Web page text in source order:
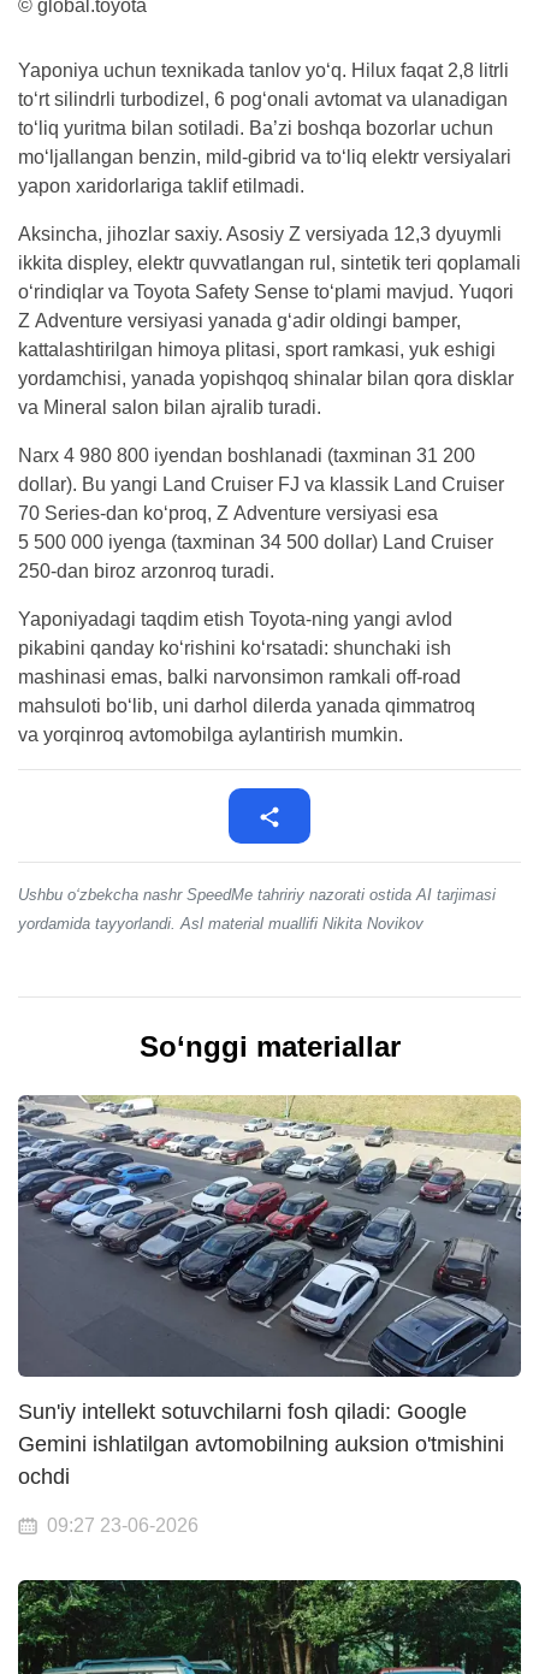
© global.toyota
Yaponiya uchun texnikada tanlov yo‘q. Hilux faqat 2,8 litrli
to‘rt silindrli turbodizel, 6 pog‘onali avtomat va ulanadigan
to‘liq yuritma bilan sotiladi. Ba’zi boshqa bozorlar uchun
mo‘ljallangan benzin, mild-gibrid va to‘liq elektr versiyalari
yapon xaridorlariga taklif etilmadi.
Aksincha, jihozlar saxiy. Asosiy Z versiyada 12,3 dyuymli
ikkita displey, elektr quvvatlangan rul, sintetik teri qoplamali
o‘rindiqlar va Toyota Safety Sense to‘plami mavjud. Yuqori
Z Adventure versiyasi yanada g‘adir oldingi bamper,
kattalashtirilgan himoya plitasi, sport ramkasi, yuk eshigi
yordamchisi, yanada yopishqoq shinalar bilan qora disklar
va Mineral salon bilan ajralib turadi.
Narx 4 980 800 iyendan boshlanadi (taxminan 31 200
dollar). Bu yangi Land Cruiser FJ va klassik Land Cruiser
70 Series-dan ko‘proq, Z Adventure versiyasi esa
5 500 000 iyenga (taxminan 34 500 dollar) Land Cruiser
250-dan biroz arzonroq turadi.
Yaponiyadagi taqdim etish Toyota-ning yangi avlod
pikabini qanday ko‘rishini ko‘rsatadi: shunchaki ish
mashinasi emas, balki narvonsimon ramkali off-road
mahsuloti bo‘lib, uni darhol dilerda yanada qimmatroq
va yorqinroq avtomobilga aylantirish mumkin.
Ushbu o‘zbekcha nashr SpeedMe tahririy nazorati ostida AI tarjimasi
yordamida tayyorlandi. Asl material muallifi Nikita Novikov
So‘nggi materiallar
Sun'iy intellekt sotuvchilarni fosh qiladi: Google
Gemini ishlatilgan avtomobilning auksion o'tmishini
ochdi
09:27 23-06-2026